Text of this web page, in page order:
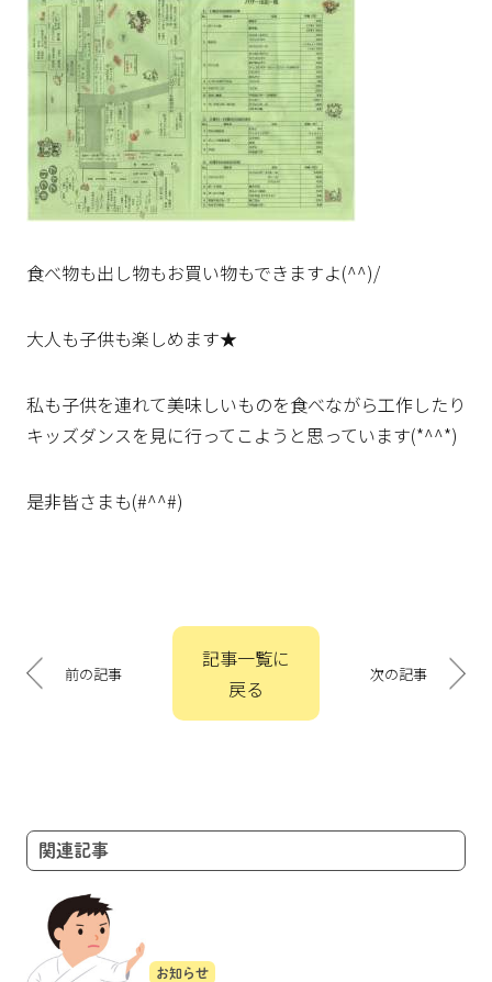
食べ物も出し物もお買い物もできますよ(^^)/
大人も子供も楽しめます★
私も子供を連れて美味しいものを食べながら工作したり
キッズダンスを見に行ってこようと思っています(*^^*)
是非皆さまも(#^^#)
稿
ナ
ョ
ン
前の記事
記事一覧に
戻る
次の記事
関連記事
お知らせ